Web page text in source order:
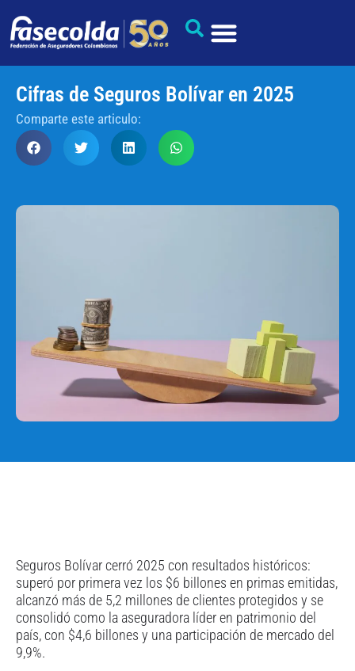
Cifras de Seguros Bolívar en 2025
Comparte este articulo:
Seguros Bolívar cerró 2025 con resultados históricos:
superó por primera vez los $6 billones en primas emitidas,
alcanzó más de 5,2 millones de clientes protegidos y se
consolidó como la aseguradora líder en patrimonio del
país, con $4,6 billones y una participación de mercado del
9,9%.